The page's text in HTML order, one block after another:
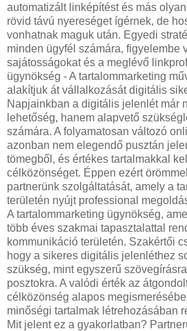
automatizált linképítést és más
rövid távú nyereséget ígérnek, de
vonhatnak maguk után. Egyedi
minden ügyfél számára, figyelembe
sajátosságokat és a meglévő
ügynökség - A tartalommarketing
alakítjuk át vállalkozását digitális
Napjainkban a digitális jelenlét már
lehetőség, hanem alapvető
számára. A folyamatosan változó
azonban nem elegendő pusztán
tömegből, és értékes tartalmakkal
célközönséget. Éppen ezért
partnerünk szolgáltatását, amely a
területén nyújt professional
A tartalommarketing ügynökség,
több éves szakmai tapasztalattal
kommunikáció területén. Szakértői
hogy a sikeres digitális jelenléthez
szükség, mint egyszerű
posztokra. A valódi érték az
célközönség alapos
minőségi tartalmak létrehozásában
Mit jelent ez a gyakorlatban?